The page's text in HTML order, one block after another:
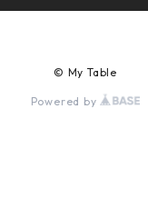
© My Table
Powered by